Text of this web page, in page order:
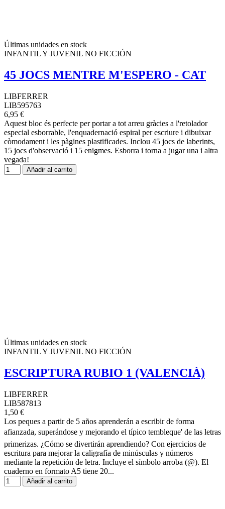
Últimas unidades en stock
INFANTIL Y JUVENIL NO FICCIÓN
45 JOCS MENTRE M'ESPERO - CAT
LIBFERRER
LIB595763
6,95 €
Aquest bloc és perfecte per portar a tot arreu gràcies a l'retolador
especial esborrable, l'enquadernació espiral per escriure i dibuixar
còmodament i les pàgines plastificades. Inclou 45 jocs de laberints,
15 jocs d'observació i 15 enigmes. Esborra i torna a jugar una i altra
vegada!
Añadir al carrito
Últimas unidades en stock
INFANTIL Y JUVENIL NO FICCIÓN
ESCRIPTURA RUBIO 1 (VALENCIÀ)
LIBFERRER
LIB587813
1,50 €
Los peques a partir de 5 años aprenderán a escribir de forma
afianzada, superándose y mejorando el típico tembleque' de las letras
primerizas. ¿Cómo se divertirán aprendiendo? Con ejercicios de
escritura para mejorar la caligrafía de minúsculas y números
mediante la repetición de letra. Incluye el símbolo arroba (@). El
cuaderno en formato A5 tiene 20...
Añadir al carrito